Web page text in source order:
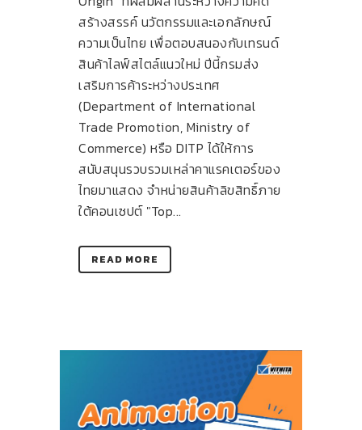
สร้างสรรค์ นวัตกรรมและเอกลักษณ์
ความเป็นไทย เพื่อตอบสนองกับเทรนด์
สินค้าไลฟ์สไตล์แนวใหม่ ปีนี้กรมส่ง
เสริมการค้าระหว่างประเทศ
(Department of International
Trade Promotion, Ministry of
Commerce) หรือ DITP ได้ให้การ
สนับสนุนรวบรวมเหล่าคาแรคเตอร์ของ
ไทยมาแสดง จำหน่ายสินค้าลิขสิทธิ์ภาย
ใต้คอนเซปต์ "Top...
READ MORE